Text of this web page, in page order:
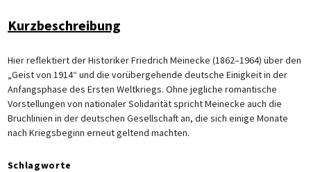
Kurzbeschreibung
Hier reflektiert der Historiker Friedrich Meinecke (1862–1964) über den
„Geist von 1914“ und die vorübergehende deutsche Einigkeit in der
Anfangsphase des Ersten Weltkriegs. Ohne jegliche romantische
Vorstellungen von nationaler Solidarität spricht Meinecke auch die
Bruchlinien in der deutschen Gesellschaft an, die sich einige Monate
nach Kriegsbeginn erneut geltend machten.
Schlagworte